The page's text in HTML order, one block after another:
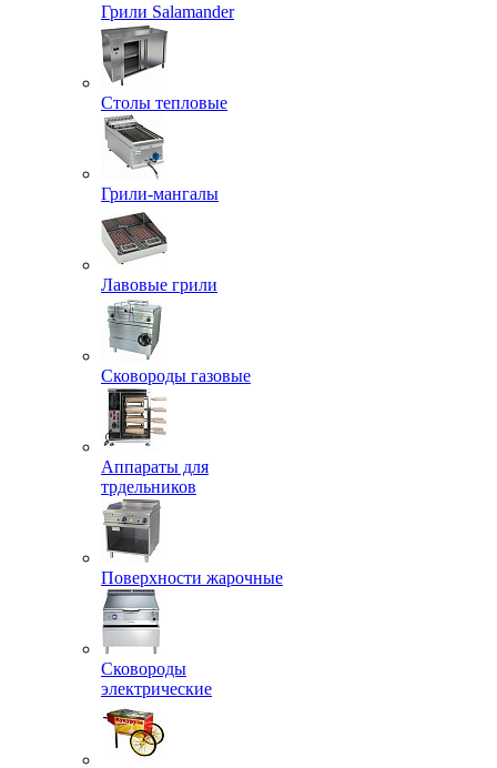
Грили Salamander
Столы тепловые
Грили-мангалы
Лавовые грили
Сковороды газовые
Аппараты для
трдельников
Поверхности жарочные
Сковороды
электрические